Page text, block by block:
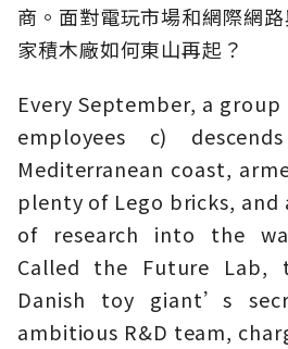
商。面對電玩市場和網際網
家積木廠如何東山再起？
Every September, a
employees c)
Mediterranean coast,
plenty of Lego bricks,
of research into the
Called the Future
Danish toy giant’s
ambitious R&D team,